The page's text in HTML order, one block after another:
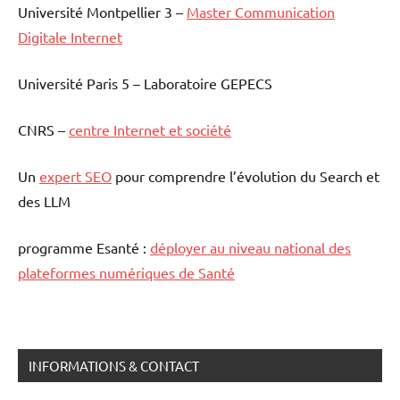
Université Montpellier 3 – Master Communication
Digitale Internet
Université Paris 5 – Laboratoire GEPECS
CNRS – centre Internet et société
Un expert SEO pour comprendre l’évolution du Search et
des LLM
programme Esanté : déployer au niveau national des
plateformes numériques de Santé
INFORMATIONS & CONTACT